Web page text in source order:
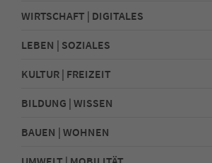
WIRTSCHAFT | DIGITALES
LEBEN | SOZIALES
KULTUR | FREIZEIT
BILDUNG | WISSEN
BAUEN | WOHNEN